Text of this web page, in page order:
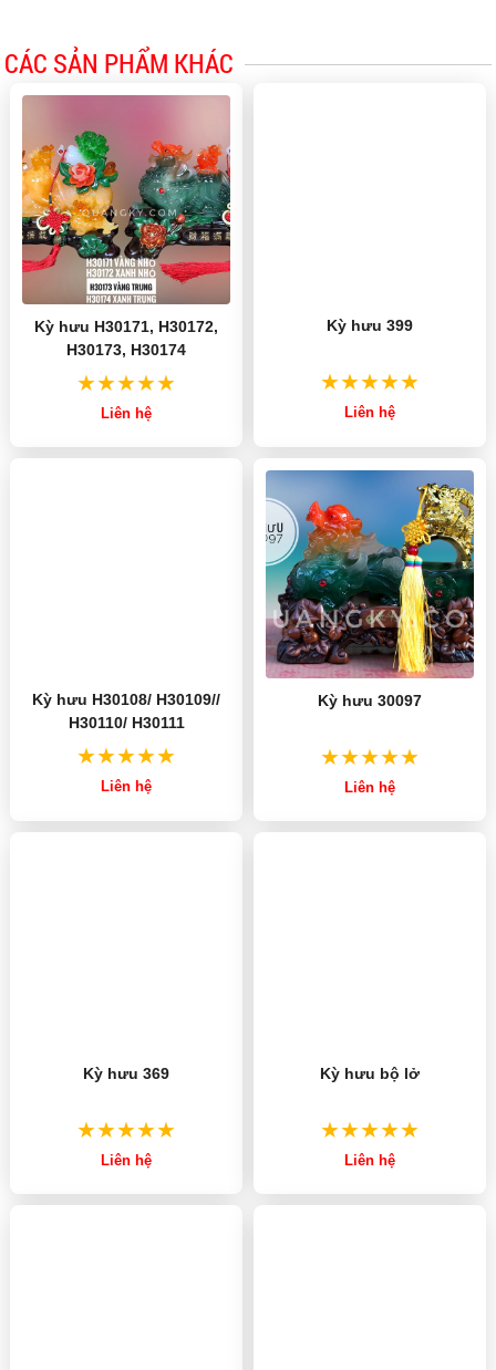
CÁC SẢN PHẨM KHÁC
Kỳ hưu H30171, H30172,
H30173, H30174
Liên hệ
Kỳ hưu 399
Liên hệ
Kỳ hưu H30108/ H30109//
H30110/ H30111
Liên hệ
Kỳ hưu 30097
Liên hệ
Kỳ hưu 369
Liên hệ
Kỳ hưu bộ lở
Liên hệ